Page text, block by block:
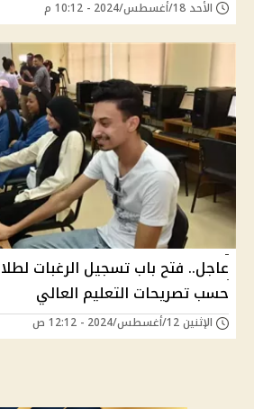
الأحد 18/أغسطس/2024 - 10:12 م
عاجل.. فتح باب تسجيل الرغبات
حسب تصريحات التعليم العالي
الإثنين 12/أغسطس/2024 - 12:12 ص